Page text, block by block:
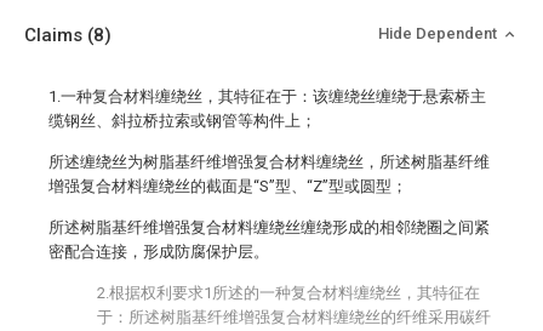
Claims (8) Hide Dependent
1.一种复合材料缠绕丝，其特征在于：该缠绕丝缠绕于悬索桥主
缆钢丝、斜拉桥拉索或钢管等构件上；
所述缠绕丝为树脂基纤维增强复合材料缠绕丝，所述树脂基纤维
增强复合材料缠绕丝的截面是“S”型、“Z”型或圆型；
所述树脂基纤维增强复合材料缠绕丝缠绕形成的相邻绕圈之间紧
密配合连接，形成防腐保护层。
2.根据权利要求1所述的一种复合材料缠绕丝，其特征在
于：所述树脂基纤维增强复合材料缠绕丝的纤维采用碳纤